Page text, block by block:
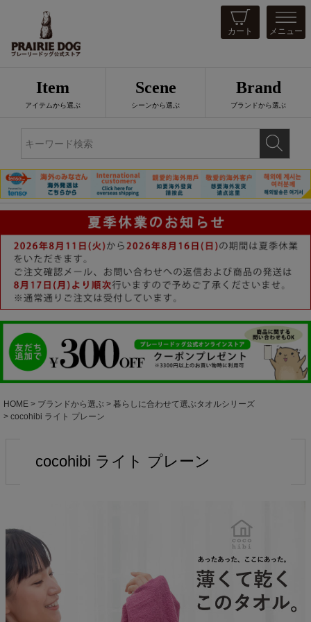
カート メニュー
Item
アイテムから選ぶ
Scene
シーンから選ぶ
Brand
ブランドから選ぶ
HOME ブランドから選ぶ
暮らしに合わせて選ぶタオルシリーズ
cocohibi ライト プレーン
cocohibi ライト プレーン